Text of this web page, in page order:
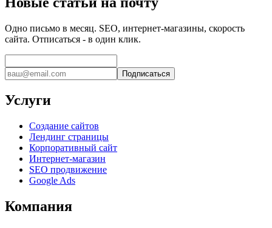
Одно письмо в месяц. SEO, интернет-магазины, скорость
сайта. Отписаться - в один клик.
Подписаться
Услуги
Создание сайтов
Лендинг страницы
Корпоративный сайт
Интернет-магазин
SEO продвижение
Google Ads
Компания